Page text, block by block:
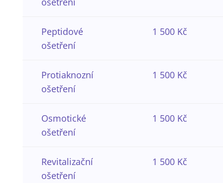
Peptidové
ošetření
1 500 Kč
Protiaknozní
ošetření
1 500 Kč
Osmotické
ošetření
1 500 Kč
Revitalizační
ošetření
1 500 Kč